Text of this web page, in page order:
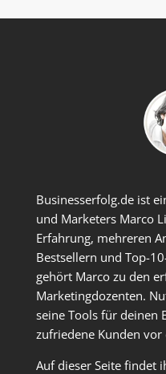
Businesserfolg.de ist
und Marketers Marco
Erfahrung, mehreren
Bestsellern und Top-
gehört Marco zu den
Marketingdozenten.
seine Tools für deinen
zufriedene Kunden vor
Auf dieser Seite findet